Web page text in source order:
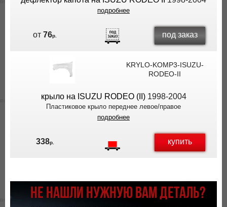
подробнее
от76р. под заказ
KRYLO-KOMP3-ISUZU-
RODEO-II
крыло на ISUZU RODEO (II)1998-2004
Пластиковое крыло переднее левое/правое
подробнее
338р. купить
НЕ НАШЛИ НУЖНУЮ ВАМ ДЕТАЛЬ?